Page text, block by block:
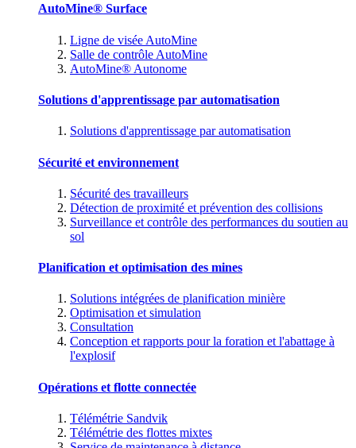
AutoMine® Surface
Ligne de visée AutoMine
Salle de contrôle AutoMine
AutoMine® Autonome
Solutions d'apprentissage par automatisation
Solutions d'apprentissage par automatisation
Sécurité et environnement
Sécurité des travailleurs
Détection de proximité et prévention des collisions
Surveillance et contrôle des performances du soutien au
sol
Planification et optimisation des mines
Solutions intégrées de planification minière
Optimisation et simulation
Consultation
Conception et rapports pour la foration et l'abattage à
l'explosif
Opérations et flotte connectée
Télémétrie Sandvik
Télémétrie des flottes mixtes